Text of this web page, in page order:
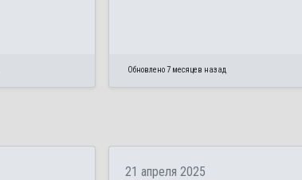
Обновлено 7 месяцев назад
21 апреля 2025